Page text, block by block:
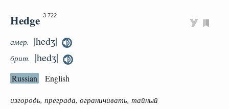
Hedge 3 722
амер. |hedʒ|
брит. |hedʒ|
Russian English
изгородь, преграда, ограничивать, тайный